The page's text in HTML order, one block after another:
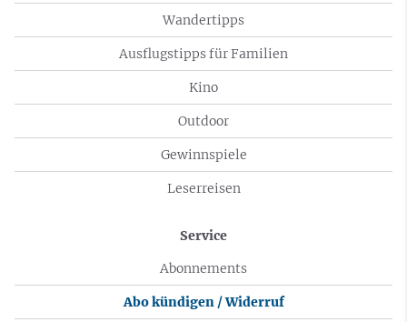
Wandertipps
Ausflugstipps für Familien
Kino
Outdoor
Gewinnspiele
Leserreisen
Service
Abonnements
Abo kündigen / Widerruf